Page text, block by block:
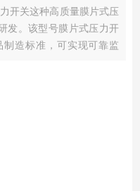
开关这种高质量膜片式压
发。该型号膜片式压力开
造标准，可实现可靠监